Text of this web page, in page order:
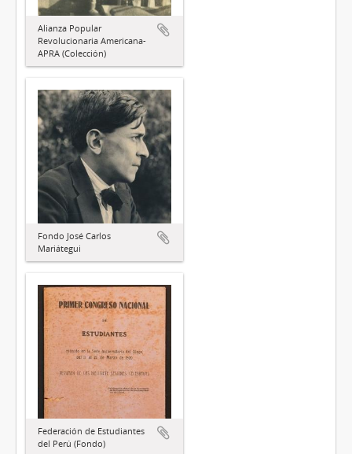
Alianza Popular
Revolucionaria Americana-
APRA (Colección)
Fondo José Carlos
Mariátegui
Federación de Estudiantes
del Perú (Fondo)